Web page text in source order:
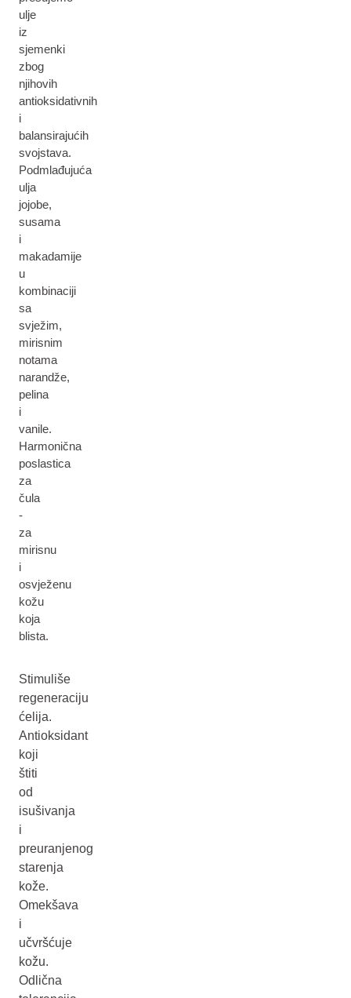
ulje
iz
sjemenki
zbog
njihovih
antioksidativnih
i
balansirajućih
svojstava.
Podmlađujuća
ulja
jojobe,
susama
i
makadamije
u
kombinaciji
sa
svježim,
mirisnim
notama
narandže,
pelina
i
vanile.
Harmonična
poslastica
za
čula
-
za
mirisnu
i
osvježenu
kožu
koja
blista.
Stimuliše
regeneraciju
ćelija.
Antioksidant
koji
štiti
od
isušivanja
i
preuranjenog
starenja
kože.
Omekšava
i
učvršćuje
kožu.
Odlična